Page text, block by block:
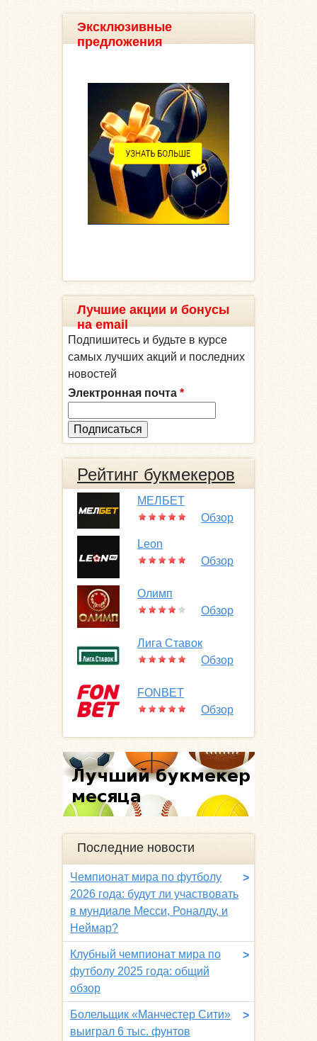
Эксклюзивные
предложения
Лучшие акции и бонусы
на email
Подпишитесь и будьте в курсе
самых лучших акций и последних
новостей
Электронная почта *
Рейтинг букмекеров
МЕЛБЕТ
Обзор
Leon
Обзор
Олимп
Обзор
Лига Ставок
Обзор
FONBET
Обзор
Последние новости
>
Чемпионат мира по футболу
2026 года: будут ли участвовать
в мундиале Месси, Роналду, и
Неймар?
>
Клубный чемпионат мира по
футболу 2025 года: общий
обзор
>
Болельщик «Манчестер Сити»
выиграл 6 тыс. фунтов